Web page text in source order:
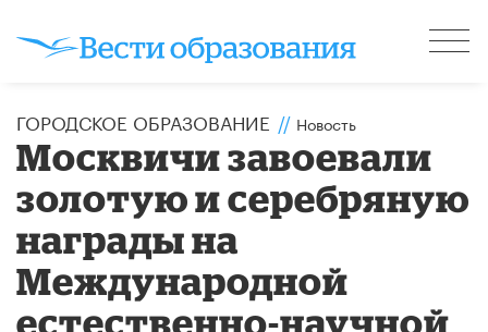
ГОРОДСКОЕ ОБРАЗОВАНИЕ // Новость
Москвичи завоевали
золотую и серебряную
награды на
Международной
естественно-научной